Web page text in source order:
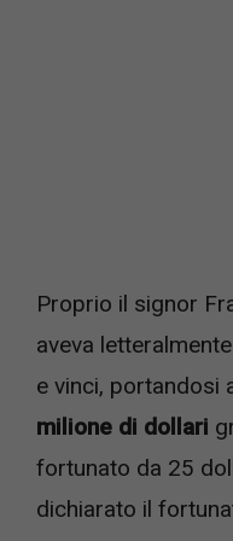
Proprio il signor
aveva
e vinci, portandosi
milione di dollari
fortunato da 25
dichiarato il